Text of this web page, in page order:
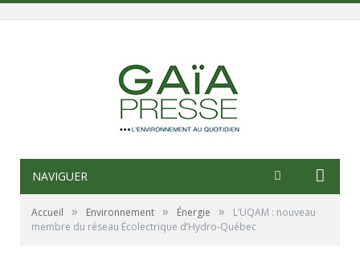
NAVIGUER
Accueil » Environnement » Énergie »
L’UQAM : nouveau
membre du réseau Écolectrique d’Hydro-Québec